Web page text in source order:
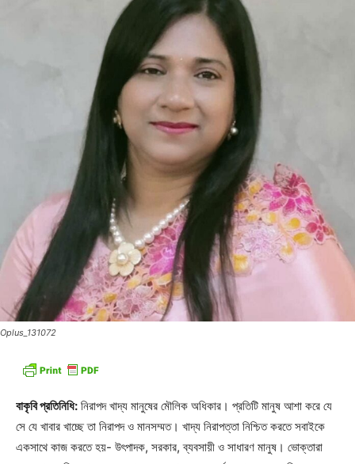
Oplus_131072
বাকৃবি প্রতিনিধি: নিরাপদ খাদ্য মানুষের মৌলিক অধিকার। প্রতিটি মানুষ আশা করে যে
সে যে খাবার খাচ্ছে তা নিরাপদ ও মানসম্মত। খাদ্য নিরাপত্তা নিশ্চিত করতে সবাইকে
একসাথে কাজ করতে হয়- উৎপাদক, সরকার, ব্যবসায়ী ও সাধারণ মানুষ। ভোক্তারা